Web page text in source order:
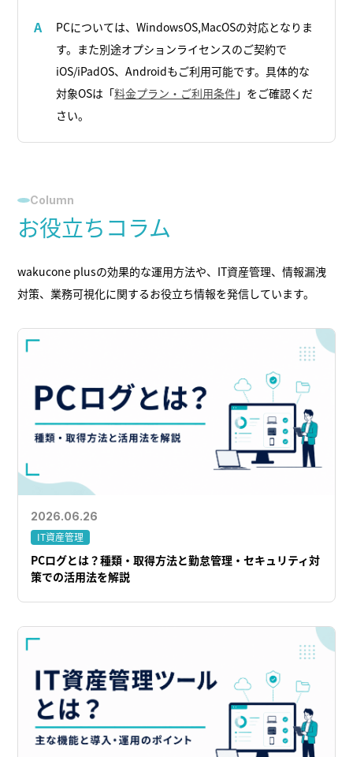
A
PCについては、WindowsOS,MacOSの対応となりま
す。また別途オプションライセンスのご契約で
iOS/iPadOS、Androidもご利用可能です。具体的な
対象OSは「料金プラン・ご利用条件」をご確認くだ
さい。
Column
お役立ちコラム
wakucone plusの効果的な運用方法や、 IT資産管理、情報漏洩
対策、業務可視化に関するお役立ち情報を発信しています。
2026.06.26
IT資産管理
PCログとは？種類・取得方法と勤怠管理・セキュリティ対
策での活用法を解説